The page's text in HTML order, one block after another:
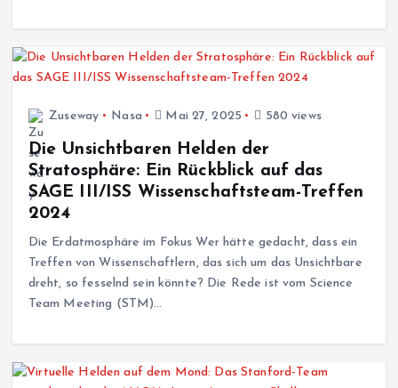
Zuseway Nasa Mai 27, 2025 580 views
Die Unsichtbaren Helden der
Stratosphäre: Ein Rückblick auf das
SAGE III/ISS Wissenschaftsteam-Treffen
2024
Die Erdatmosphäre im Fokus Wer hätte gedacht, dass ein
Treffen von Wissenschaftlern, das sich um das Unsichtbare
dreht, so fesselnd sein könnte? Die Rede ist vom Science
Team Meeting (STM)…